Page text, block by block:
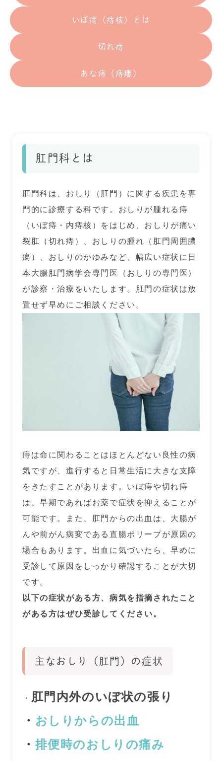
いぼ痔（痔核）とは
切れ痔
あな痔（痔瘻）
肛門科とは
肛門科は、おしり（肛門）に関する疾患を専
門的に診療する科です。おしりが腫れる痔
（いぼ痔・内痔核）をはじめ、おしりが痛い
裂肛（切れ痔）、おしりの腫れ（肛門周囲膿
瘍）、おしりのかゆみなど、幅広い症状に日
本大腸肛門病学会専門医（おしりの専門医）
が診察・治療をいたします。肛門の症状は放
置せず早めにご相談ください。
痔は命に関わることはほとんどない良性の病
気ですが、進行すると日常生活に大きな支障
をきたすことがあります。いぼ痔や切れ痔
は、早期であればお薬で症状を抑えることが
可能です。また、肛門からの出血は、大腸が
んや前がん病変である直腸ポリープが原因の
場合もあります。出血に気づいたら、早めに
受診して原因をしっかり確認することが大切
です。
以下の症状がある方、病気を指摘されたこと
がある方はぜひ受診してください。
主なおしり（肛門）の症状
・ 肛門内外のいぼ状の張り
・ おしりからの出血
・ 排便時のおしりの痛み